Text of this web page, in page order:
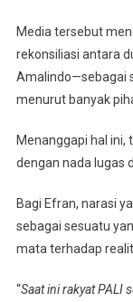
Media tersebut
rekonsiliasi antara
Amalindo—sebagai
menurut banyak
Menanggapi hal ini,
dengan nada lugas
Bagi Efran, narasi
sebagai sesuatu
mata terhadap
“Saat ini rakyat PALI